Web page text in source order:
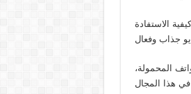
الاستفادة
المحمولة،